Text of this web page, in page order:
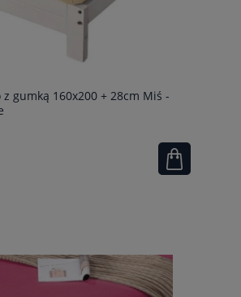
z gumką 160x200 + 28cm Miś -